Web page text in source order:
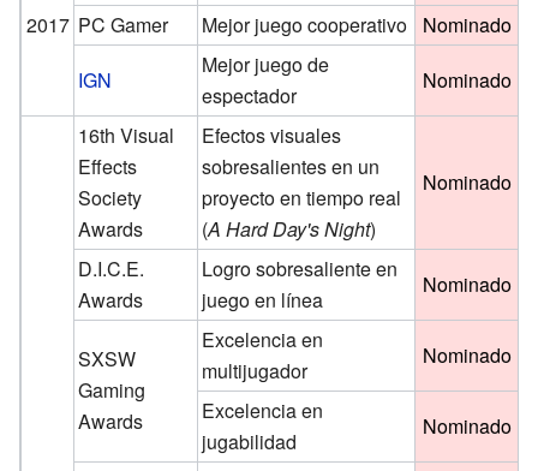
2017 PC Gamer
Mejor juego cooperativo
Nominado
IGN
Mejor juego de
espectador
Nominado
16th Visual
Effects
Society
Awards
Efectos visuales
sobresalientes en un
proyecto en tiempo real
(A Hard Day's Night)
Nominado
D.I.C.E.
Awards
Logro sobresaliente en
juego en línea
Nominado
SXSW
Gaming
Awards
Excelencia en
multijugador
Nominado
Excelencia en
jugabilidad
Nominado